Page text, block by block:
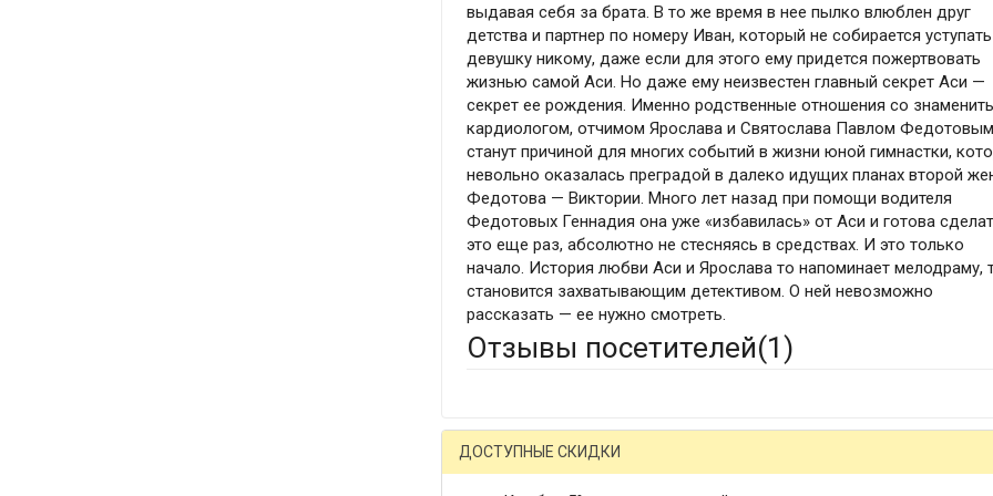
выдавая себя за брата. В то же время в нее пылко влюблен друг
детства и партнер по номеру Иван, который не собирается уступать
девушку никому, даже если для этого ему придется пожертвовать
жизнью самой Аси. Но даже ему неизвестен главный секрет Аси —
секрет ее рождения. Именно родственные отношения со
кардиологом, отчимом Ярослава и Святослава Павлом Федотовым
станут причиной для многих событий в жизни юной гимнастки,
невольно оказалась преградой в далеко идущих планах второй
Федотова — Виктории. Много лет назад при помощи водителя
Федотовых Геннадия она уже «избавилась» от Аси и готова
это еще раз, абсолютно не стесняясь в средствах. И это только
начало. История любви Аси и Ярослава то напоминает мелодраму,
становится захватывающим детективом. О ней невозможно
рассказать — ее нужно смотреть.
Отзывы посетителей(1)
ДОСТУПНЫЕ СКИДКИ